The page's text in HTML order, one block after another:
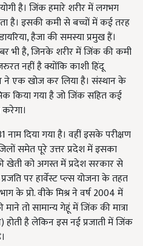
है। जिंक हमारे शरीर में लगभग
है। इसकी कमी से बच्चों में कई तरह
हैजा की समस्या प्रमुख हैं।
भी है, जिनके शरीर में जिंक की कमी
नहीं है क्योंकि काशी हिंदू
ने एक खोज कर लिया है। संस्थान के
किया गया है जो जिंक सहित कई
दिया गया है। वहीं इसके परीक्षण
समेत पूरे उत्तर प्रदेश में इसका
खेती को अगस्त में प्रदेश सरकार से
पर हार्वेस्ट प्ल्स योजना के तहत
के प्रो. वीके मिश्र ने वर्ष 2004 में
तो सामान्य गेहूं में जिंक की मात्रा
होती है लेकिन इस नई प्रजाती में जिंक